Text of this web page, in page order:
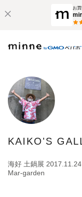
お
KAIKO'S
海好 土鍋展
Mar-garden